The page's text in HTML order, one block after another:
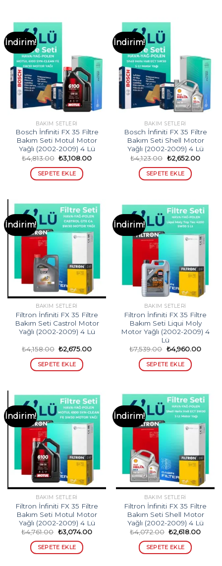
İndirim!
BAKIM SETLERI
Bosch İnfiniti FX 35 Filtre
Bakım Seti Motul Motor
Yağlı (2002-2009) 4 Lü
₺4,813.00 Orijinal
fiyat:
₺4,813.00.
₺3,108.00Şu
SEPETE EKLE
İndirim!
BAKIM SETLERI
Bosch İnfiniti FX 35 Filtre
Bakım Seti Shell Motor
Yağlı (2002-2009) 4 Lü
₺4,123.00 Orijinal
fiyat:
₺4,123.00.
₺2,652.00Şu
SEPETE EKLE
İndirim!
BAKIM SETLERI
Filtron İnfiniti FX 35 Filtre
Bakım Seti Castrol Motor
Yağlı (2002-2009) 4 Lü
₺4,158.00 Orijinal
fiyat:
₺4,158.00.
₺2,675.00Şu
SEPETE EKLE
İndirim!
BAKIM SETLERI
Filtron İnfiniti FX 35 Filtre
Bakım Seti Liqui Moly
Motor Yağlı (2002-2009) 4
Lü
₺7,539.00 Orijinal
fiyat:
₺7,539.00.
₺4,960.00Şu
SEPETE EKLE
İndirim!
BAKIM SETLERI
Filtron İnfiniti FX 35 Filtre
Bakım Seti Motul Motor
Yağlı (2002-2009) 4 Lü
₺4,761.00 Orijinal
fiyat:
₺4,761.00.
₺3,074.00Şu
SEPETE EKLE
İndirim!
BAKIM SETLERI
Filtron İnfiniti FX 35 Filtre
Bakım Seti Shell Motor
Yağlı (2002-2009) 4 Lü
₺4,072.00 Orijinal
fiyat:
₺4,072.00.
₺2,618.00Şu
SEPETE EKLE